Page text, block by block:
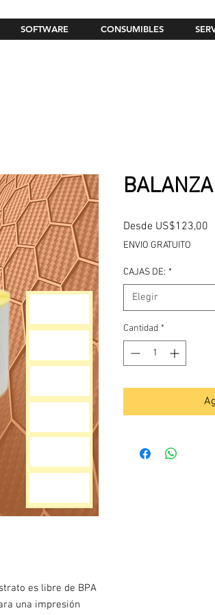
SOFTWARE CONSUMIBLES
es libre de BPA
una impresión
Desde US$123,00
ENVIO GRATUITO
CAJAS DE: *
Elegir
Cantidad *